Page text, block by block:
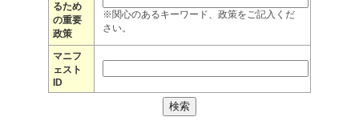
るため
の重要
政策
※関心のあるキーワード、政策をご記入くだ
さい。
マニフ
ェスト
ID